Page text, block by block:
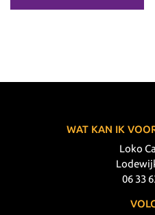
WAT KAN IK
Loko
06 33